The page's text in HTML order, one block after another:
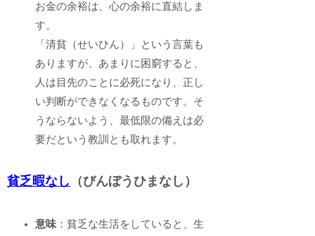
お金の余裕は、心の余裕に直結しま
す。
「清貧（せいひん）」という言葉も
ありますが、あまりに困窮すると、
人は目先のことに必死になり、正し
い判断ができなくなるものです。そ
うならないよう、最低限の備えは必
要だという教訓とも取れます。
貧乏暇なし （びんぼうひまなし）
意味 ：貧乏な生活をしていると、生